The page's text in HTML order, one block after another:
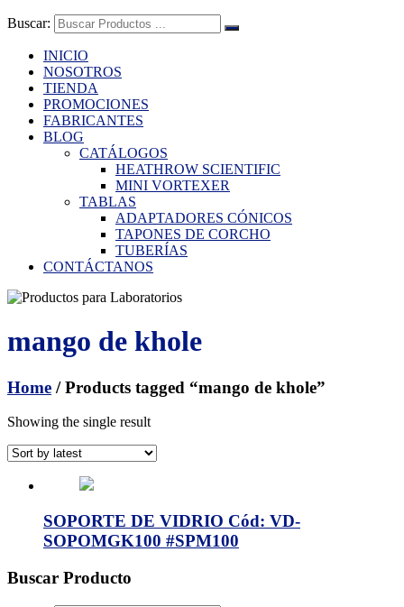
Buscar:
INICIO
NOSOTROS
TIENDA
PROMOCIONES
FABRICANTES
BLOG
CATÁLOGOS
HEATHROW SCIENTIFIC
MINI VORTEXER
TABLAS
ADAPTADORES CÓNICOS
TAPONES DE CORCHO
TUBERÍAS
CONTÁCTANOS
mango de khole
Home / Products tagged “mango de khole”
Showing the single result
SOPORTE DE VIDRIO Cód: VD-
SOPOMGK100 #SPM100
Buscar Producto